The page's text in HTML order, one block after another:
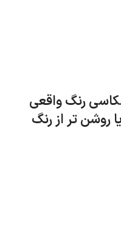
رنگ واقعی
تر از رنگ